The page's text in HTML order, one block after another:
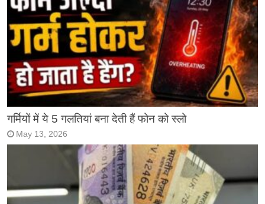
गर्मियों में ये 5 गलतियां बना देती हैं फोन को स्लो
May 13, 2026